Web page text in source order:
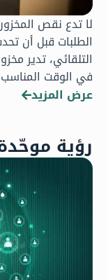
لا تدع نقص
الطلبات قبل أن
التلقائي، تدير
في الوقت
عرض المزيد
رؤية